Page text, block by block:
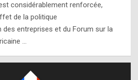
considérablement renforcée,
de la politique
des entreprises et du Forum sur la
…